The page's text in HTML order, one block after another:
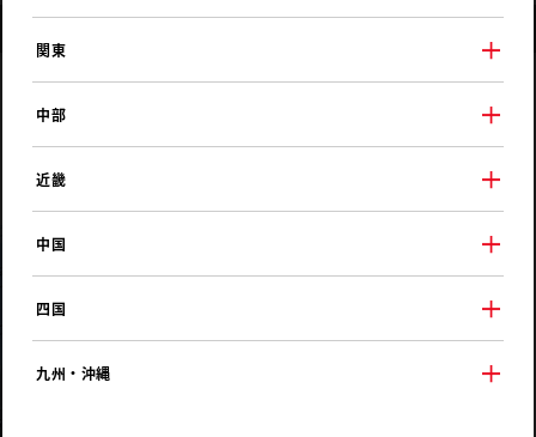
関東
中部
近畿
中国
四国
九州・沖縄
トヨタモビリティ東京
大泉学園店